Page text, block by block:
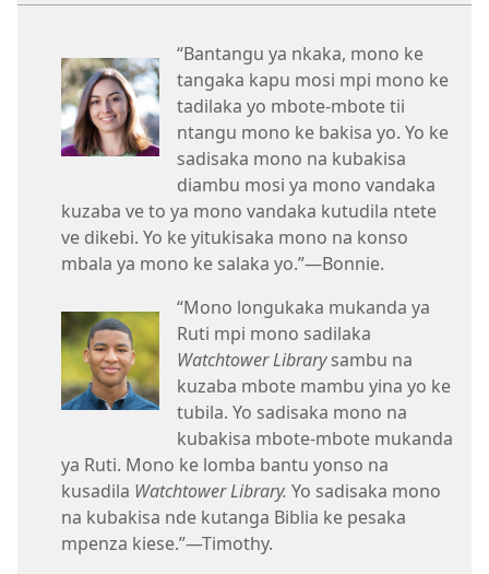
“Bantangu ya nkaka, mono ke
tangaka kapu mosi mpi mono ke
tadilaka yo mbote-mbote tii
ntangu mono ke bakisa yo. Yo ke
sadisaka mono na kubakisa
diambu mosi ya mono vandaka
kuzaba ve to ya mono vandaka kutudila ntete
ve dikebi. Yo ke yitukisaka mono na konso
mbala ya mono ke salaka yo.”—Bonnie.
“Mono longukaka mukanda ya
Ruti mpi mono sadilaka
Watchtower Librarysambu na
kuzaba mbote mambu yina yo ke
tubila. Yo sadisaka mono na
kubakisa mbote-mbote mukanda
ya Ruti. Mono ke lomba bantu yonso na
kusadila Watchtower Library. Yo sadisaka mono
na kubakisa nde kutanga Biblia ke pesaka
mpenza kiese.”—Timothy.